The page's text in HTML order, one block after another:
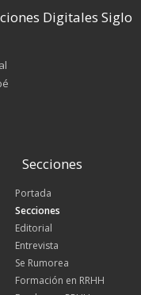
Digitales Siglo
Secciones
Portada
Secciones
Editorial
Entrevista
Se Rumorea
Formación en RRHH